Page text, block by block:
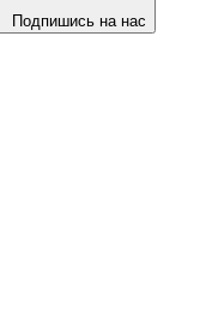
Подпишись на нас